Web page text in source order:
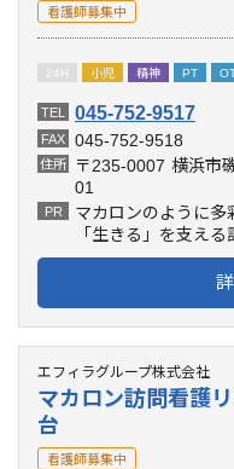
看護師募集中
24H 小児 精神 PT
TEL 045-752-9517
FAX 045-752-9518
住所 〒235-0007 横浜市
01
PR
マカロンのように多
「生きる」を支える
エフィラグループ株式会社
マカロン訪問看護
台
看護師募集中